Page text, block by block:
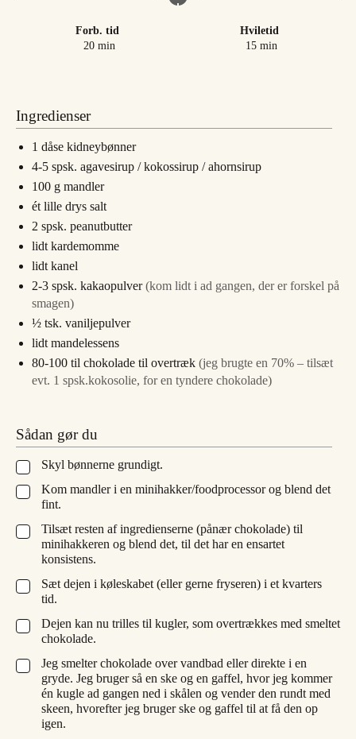
Forb. tid
20minutter
min
Hviletid
15minutter
min
Ingredienser
1 dåse kidneybønner
4-5 spsk. agavesirup / kokossirup / ahornsirup
100 g mandler
ét lille drys salt
2 spsk. peanutbutter
lidt kardemomme
lidt kanel
2-3 spsk. kakaopulver (kom lidt i ad gangen, der er forskel på
smagen)
½ tsk. vaniljepulver
lidt mandelessens
80-100 til chokolade til overtræk (jeg brugte en 70% – tilsæt
evt. 1 spsk.kokosolie, for en tyndere chokolade)
Sådan gør du
▢
Skyl bønnerne grundigt.
▢
Kom mandler i en minihakker/foodprocessor og blend det
fint.
▢
Tilsæt resten af ingredienserne (pånær chokolade) til
minihakkeren og blend det, til det har en ensartet
konsistens.
▢
Sæt dejen i køleskabet (eller gerne fryseren) i et kvarters
tid.
▢
Dejen kan nu trilles til kugler, som overtrækkes med smeltet
chokolade.
▢
Jeg smelter chokolade over vandbad eller direkte i en
gryde. Jeg bruger så en ske og en gaffel, hvor jeg kommer
én kugle ad gangen ned i skålen og vender den rundt med
skeen, hvorefter jeg bruger ske og gaffel til at få den op
igen.